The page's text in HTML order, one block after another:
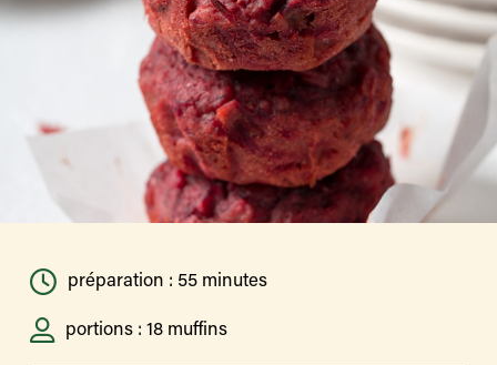
préparation : 55 minutes
portions : 18 muffins